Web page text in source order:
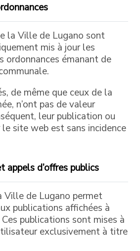
la Ville de Lugano sont
mis à jour les
ordonnances émanant de
de même que ceux de la
n’ont pas de valeur
leur publication ou
site web est sans incidence
appels d’offres publics
Ville de Lugano permet
publications affichées à
publications sont mises à
exclusivement à titre